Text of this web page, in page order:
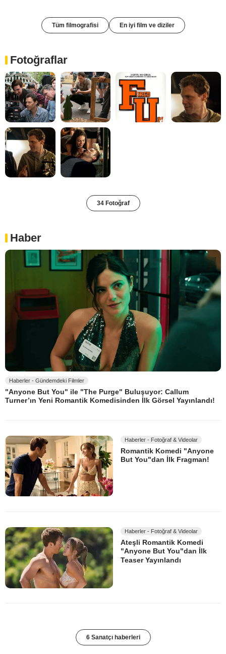
Tüm filmografisi En iyi film ve diziler
Fotoğraflar
34 Fotoğraf
Haber
Haberler - Gündemdeki Filmler
"Anyone But You" ile "The Purge" Buluşuyor: Callum
Turner’ın Yeni Romantik Komedisinden İlk Görsel Yayınlandı!
Haberler - Fotoğraf & Videolar
Romantik Komedi "Anyone
But You"dan İlk Fragman!
Haberler - Fotoğraf & Videolar
Ateşli Romantik Komedi
"Anyone But You"dan İlk
Teaser Yayınlandı
6 Sanatçı haberleri